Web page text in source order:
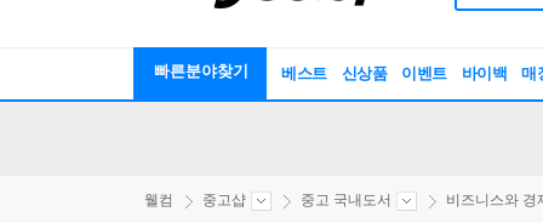
빠른분야찾기 베스트 신상품 이벤트 바이백 매
웰컴 중고샵 중고 국내도서 비즈니스와 경